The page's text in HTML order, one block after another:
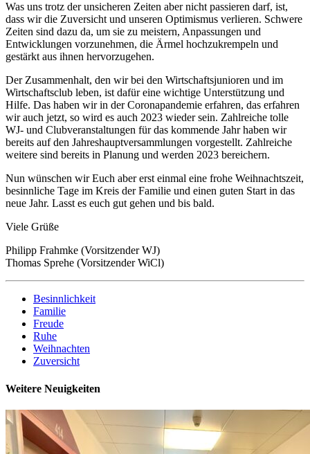
Was uns trotz der unsicheren Zeiten aber nicht passieren darf, ist,
dass wir die Zuversicht und unseren Optimismus verlieren. Schwere
Zeiten sind dazu da, um sie zu meistern, Anpassungen und
Entwicklungen vorzunehmen, die Ärmel hochzukrempeln und
gestärkt aus ihnen hervorzugehen.
Der Zusammenhalt, den wir bei den Wirtschaftsjunioren und im
Wirtschaftsclub leben, ist dafür eine wichtige Unterstützung und
Hilfe. Das haben wir in der Coronapandemie erfahren, das erfahren
wir auch jetzt, so wird es auch 2023 wieder sein. Zahlreiche tolle
WJ- und Clubveranstaltungen für das kommende Jahr haben wir
bereits auf den Jahreshauptversammlungen vorgestellt. Zahlreiche
weitere sind bereits in Planung und werden 2023 bereichern.
Nun wünschen wir Euch aber erst einmal eine frohe Weihnachtszeit,
besinnliche Tage im Kreis der Familie und einen guten Start in das
neue Jahr. Lasst es euch gut gehen und bis bald.
Viele Grüße
Philipp Frahmke (Vorsitzender WJ)
Thomas Sprehe (Vorsitzender WiCl)
Besinnlichkeit
Familie
Freude
Ruhe
Weihnachten
Zuversicht
Weitere Neuigkeiten